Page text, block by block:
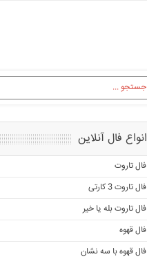
انواع فال آنلاین
فال تاروت
فال تاروت 3 کارتی
فال تاروت بله یا خیر
فال قهوه
فال قهوه با سه نشان